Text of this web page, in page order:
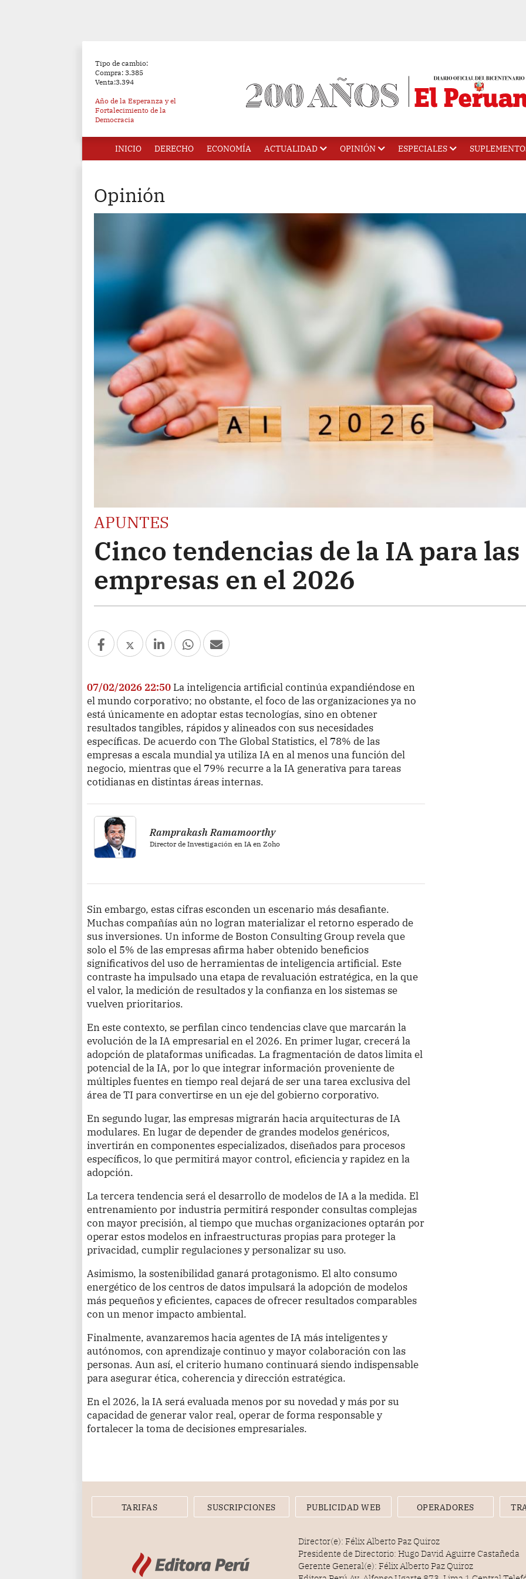
Tipo de cambio:
Compra: 3.385
Venta:3.394
Año de la Esperanza y el
Fortalecimiento de la
Democracia
INICIO DERECHO ECONOMÍA ACTUALIDAD OPINIÓN ESPECIALES
Opinión
APUNTES
Cinco tendencias de la IA para las
empresas en el 2026
07/02/2026 22:50 La inteligencia artificial continúa expandiéndose en
el mundo corporativo; no obstante, el foco de las organizaciones ya no
está únicamente en adoptar estas tecnologías, sino en obtener
resultados tangibles, rápidos y alineados con sus necesidades
específicas. De acuerdo con The Global Statistics, el 78% de las
empresas a escala mundial ya utiliza IA en al menos una función del
negocio, mientras que el 79% recurre a la IA generativa para tareas
cotidianas en distintas áreas internas.
Ramprakash Ramamoorthy
Director de Investigación en IA en Zoho
Sin embargo, estas cifras esconden un escenario más desafiante.
Muchas compañías aún no logran materializar el retorno esperado de
sus inversiones. Un informe de Boston Consulting Group revela que
solo el 5% de las empresas afirma haber obtenido beneficios
significativos del uso de herramientas de inteligencia artificial. Este
contraste ha impulsado una etapa de revaluación estratégica, en la que
el valor, la medición de resultados y la confianza en los sistemas se
vuelven prioritarios.
En este contexto, se perfilan cinco tendencias clave que marcarán la
evolución de la IA empresarial en el 2026. En primer lugar, crecerá la
adopción de plataformas unificadas. La fragmentación de datos limita el
potencial de la IA, por lo que integrar información proveniente de
múltiples fuentes en tiempo real dejará de ser una tarea exclusiva del
área de TI para convertirse en un eje del gobierno corporativo.
En segundo lugar, las empresas migrarán hacia arquitecturas de IA
modulares. En lugar de depender de grandes modelos genéricos,
invertirán en componentes especializados, diseñados para procesos
específicos, lo que permitirá mayor control, eficiencia y rapidez en la
adopción.
La tercera tendencia será el desarrollo de modelos de IA a la medida. El
entrenamiento por industria permitirá responder consultas complejas
con mayor precisión, al tiempo que muchas organizaciones optarán por
operar estos modelos en infraestructuras propias para proteger la
privacidad, cumplir regulaciones y personalizar su uso.
Asimismo, la sostenibilidad ganará protagonismo. El alto consumo
energético de los centros de datos impulsará la adopción de modelos
más pequeños y eficientes, capaces de ofrecer resultados comparables
con un menor impacto ambiental.
Finalmente, avanzaremos hacia agentes de IA más inteligentes y
autónomos, con aprendizaje continuo y mayor colaboración con las
personas. Aun así, el criterio humano continuará siendo indispensable
para asegurar ética, coherencia y dirección estratégica.
En el 2026, la IA será evaluada menos por su novedad y más por su
capacidad de generar valor real, operar de forma responsable y
fortalecer la toma de decisiones empresariales.
TARIFAS SUSCRIPCIONES PUBLICIDAD WEB OPERADORES
Director(e): Félix Alberto Paz Quiroz
Presidente de Directorio: Hugo David Aguirre Castañeda
Gerente General(e): Félix Alberto Paz Quiroz